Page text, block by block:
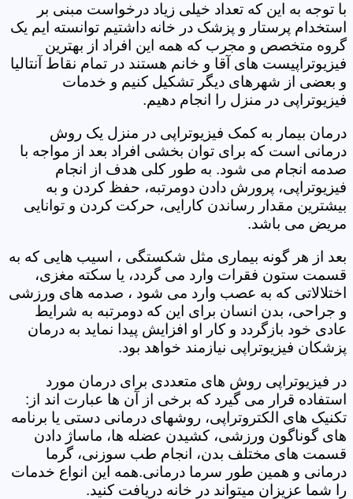
با توجه به این که تعداد خیلی زیاد درخواست مبنی بر
استخدام پرستار و پزشک در خانه داشتیم توانسته ایم یک
گروه متخصص و مجرب که همه این افراد از بهترین
فیزیوتراپیست های آقا و خانم هستند در تمام نقاط آنتالیا
و بعضی از شهرهای دیگر تشکیل کنیم و خدمات
فیزیوتراپی در منزل را انجام دهیم.
درمان بیمار به کمک فیزیوتراپی در منزل یک روش
درمانی است که برای توان بخشی افراد بعد از مواجه با
صدمه انجام می شود. به طور کلی هدف از انجام
فیزیوتراپی، پرورش دادن دومرتبه، حفظ کردن و به
بیشترین مقدار رساندن کارایی، حرکت کردن و توانایی
مریض می باشد.
بعد از هر گونه بیماری مثل شکستگی ، اسیب هایی که به
قسمت ستون فقرات وارد می گردد، یا سکته مغزی،
اختلالاتی که به عصب وارد می شود ، صدمه های ورزشی
و جراحی، بدن انسان برای این که دومرتبه به شرایط
عادی خود بازگردد و کار او افزایش پیدا نماید به درمان
پزشکان فیزیوتراپی نیازمند خواهد بود.
در فیزیوتراپی روش های متعددی برای درمان مورد
استفاده قرار می گیرد که برخی از آن ها عبارت اند از:
تکنیک های الکتروتراپی، روشهای درمانی دستی یا برنامه
های گوناگون ورزشی، کشیدن عضله ها، ماساژ دادن
قسمت های مختلف بدن، انجام طب سوزنی، گرما
درمانی و همین طور سرما درمانی.همه این انواع خدمات
را شما عزیزان میتواند در خانه دریافت کنید.